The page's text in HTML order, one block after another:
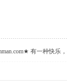
有一种快乐